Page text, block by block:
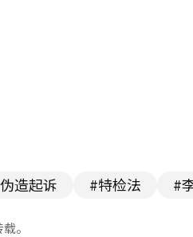
造起诉 #特检法 #
。